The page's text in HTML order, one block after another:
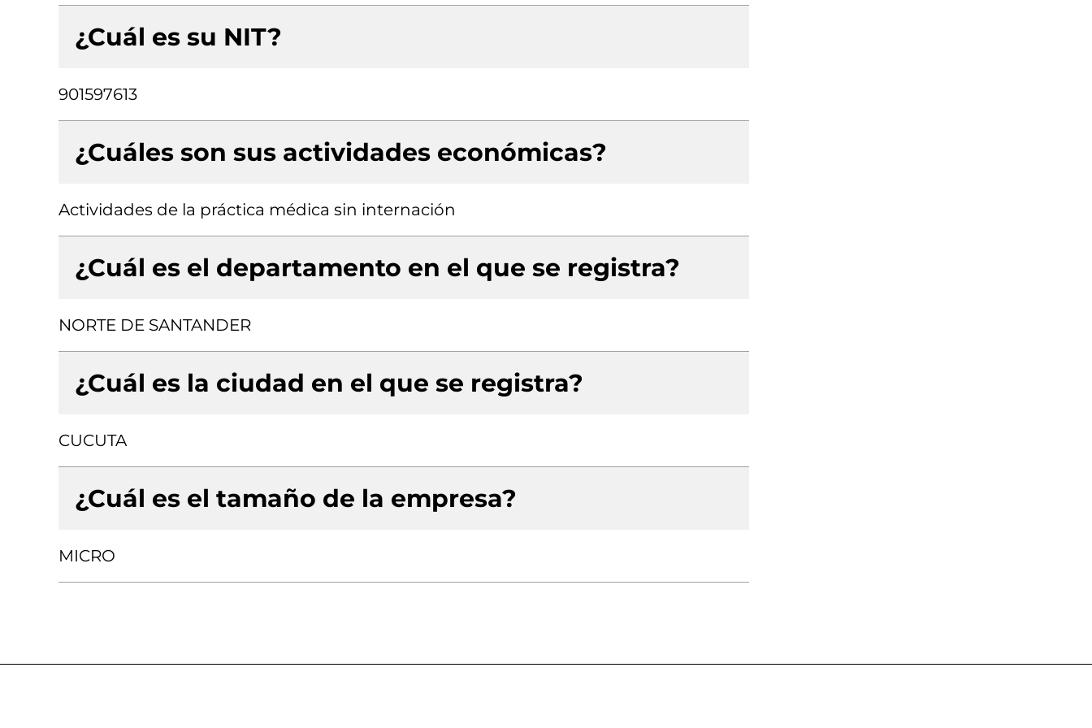
¿Cuál es su NIT?
901597613
¿Cuáles son sus actividades económicas?
Actividades de la práctica médica sin internación
¿Cuál es el departamento en el que se registra?
NORTE DE SANTANDER
¿Cuál es la ciudad en el que se registra?
CUCUTA
¿Cuál es el tamaño de la empresa?
MICRO